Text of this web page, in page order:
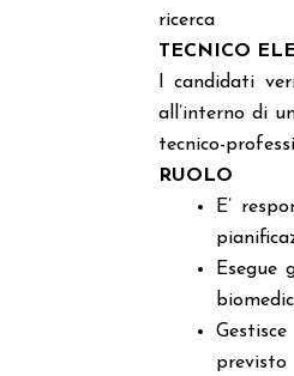
ricerca
TECNICO
I candidati
all’interno di
tecnico-
RUOLO
E’
Esegue
previsto